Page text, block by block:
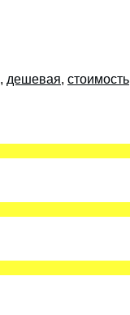
, дешевая, стоимость